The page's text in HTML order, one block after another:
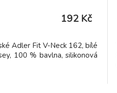
192 Kč
Adler Fit V-Neck 162, bílé
100 % bavlna, silikonová